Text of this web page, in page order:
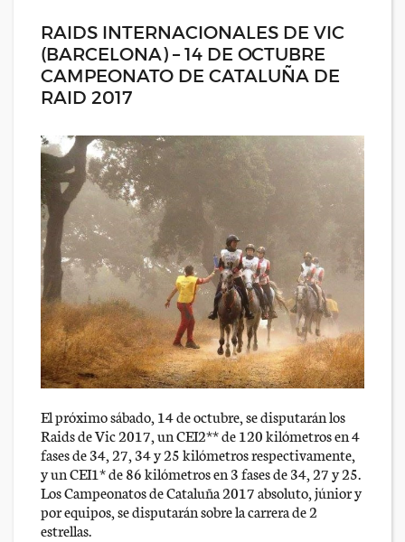
RAIDS INTERNACIONALES DE VIC
(BARCELONA) – 14 DE OCTUBRE
CAMPEONATO DE CATALUÑA DE
RAID 2017
El próximo sábado, 14 de octubre, se disputarán los
Raids de Vic 2017, un CEI2** de 120 kilómetros en 4
fases de 34, 27, 34 y 25 kilómetros respectivamente,
y un CEI1* de 86 kilómetros en 3 fases de 34, 27 y 25.
Los Campeonatos de Cataluña 2017 absoluto, júnior y
por equipos, se disputarán sobre la carrera de 2
estrellas.